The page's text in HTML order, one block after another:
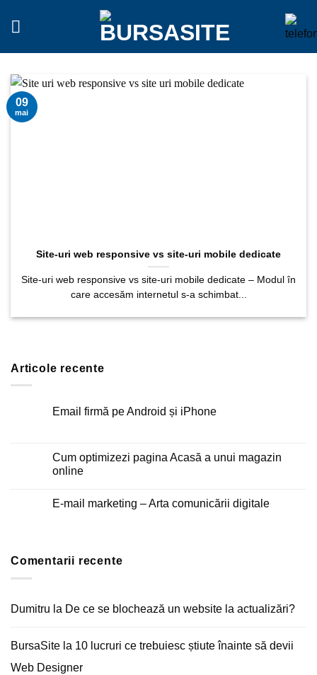
Site-uri web responsive vs site-uri mobile dedicate
Site-uri web responsive vs site-uri mobile dedicate – Modul în
care accesăm internetul s-a schimbat...
09
mai
Articole recente
Email firmă pe Android și iPhone
Email
firmă
pe
iPhone
Cum optimizezi pagina Acasă a unui magazin
online
la
unui
E-mail marketing – Arta comunicării digitale
marketing
Comentarii recente
Dumitru la De ce se blochează un website la actualizări?
BursaSite la 10 lucruri ce trebuiesc știute înainte să devii
Web Designer